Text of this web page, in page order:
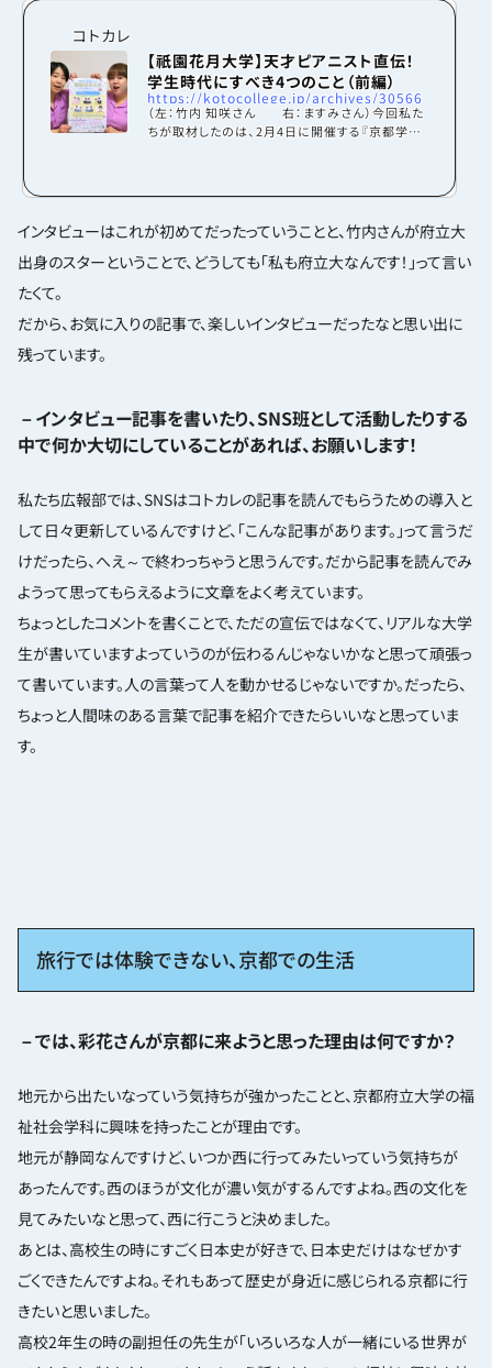
コトカレ
【祇園花月大学】天才ピアニスト直伝！
学生時代にすべき4つのこと（前編）
https://kotocollege.jp/archives/30566
（左：竹内 知咲さん 右：ますみさん）今回私た
ちが取材したのは、2月4日に開催する『京都学生
な芸人さんが出演し、ネタを披露してくださるだ
けではなく、大学生のぶっちゃけお悩み相談や京
都の大学のサークルと芸人さんのコラボなど、こ
は記事の最後...
インタビューはこれが初めてだったっていうことと、竹内さんが府立大
出身のスターということで、どうしても「私も府立大なんです！」って言い
たくて。
だから、お気に入りの記事で、楽しいインタビューだったなと思い出に
残っています。
－インタビュー記事を書いたり、SNS班として活動したりする
中で何か大切にしていることがあれば、お願いします！
私たち広報部では、SNSはコトカレの記事を読んでもらうための導入と
して日々更新しているんですけど、「こんな記事があります。」って言うだ
けだったら、へえ～で終わっちゃうと思うんです。だから記事を読んでみ
ようって思ってもらえるように文章をよく考えています。
ちょっとしたコメントを書くことで、ただの宣伝ではなくて、リアルな大学
生が書いていますよっていうのが伝わるんじゃないかなと思って頑張っ
て書いています。人の言葉って人を動かせるじゃないですか。だったら、
ちょっと人間味のある言葉で記事を紹介できたらいいなと思っていま
す。
旅行では体験できない、京都での生活
－では、彩花さんが京都に来ようと思った理由は何ですか？
地元から出たいなっていう気持ちが強かったことと、京都府立大学の福
祉社会学科に興味を持ったことが理由です。
地元が静岡なんですけど、いつか西に行ってみたいっていう気持ちが
あったんです。西のほうが文化が濃い気がするんですよね。西の文化を
見てみたいなと思って、西に行こうと決めました。
あとは、高校生の時にすごく日本史が好きで、日本史だけはなぜかす
ごくできたんですよね。それもあって歴史が身近に感じられる京都に行
きたいと思いました。
高校2年生の時の副担任の先生が「いろいろな人が一緒にいる世界が